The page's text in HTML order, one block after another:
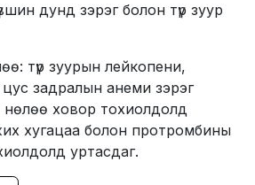
дунд зэрэг болон түр зуур
түр зуурын лейкопени,
задралын анеми зэрэг
нөлөө ховор тохиолдолд
хугацаа болон протромбины
уртасдаг.